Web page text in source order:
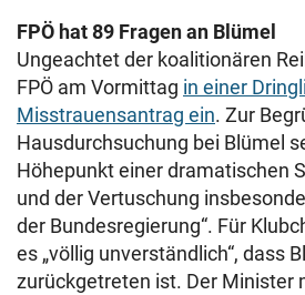
FPÖ hat 89 Fragen an Blümel
Ungeachtet der koalitionären
FPÖ am Vormittag in einer
Misstrauensantrag ein. Zur
Hausdurchsuchung bei Blümel
Höhepunkt einer dramatischen
und der Vertuschung
der Bundesregierung“. Für
es „völlig unverständlich“, dass
zurückgetreten ist. Der Minister